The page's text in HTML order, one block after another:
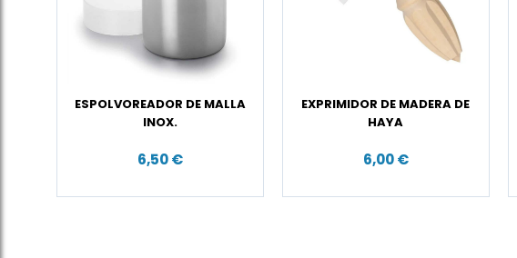
ESPOLVOREADOR DE MALLA
INOX.
6,50 €
EXPRIMIDOR DE MADERA DE
HAYA
6,00 €